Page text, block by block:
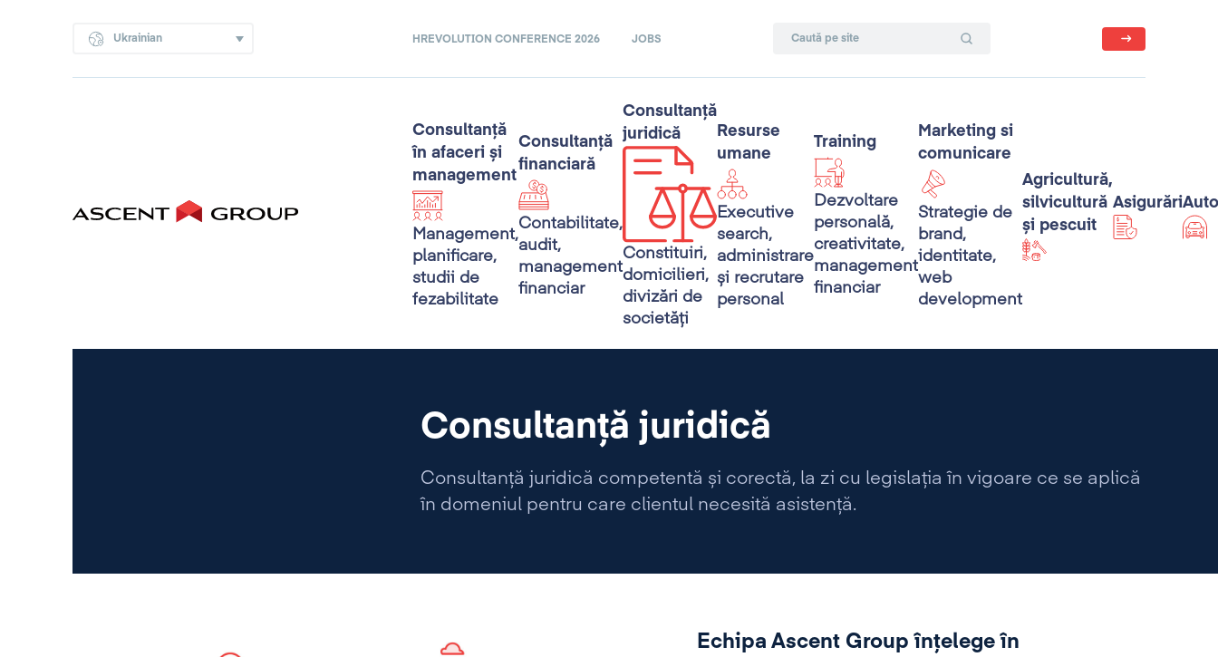
Ukrainian HREVOLUTION CONFERENCE 2026 JOBS
Consultanță
în afaceri și
management
Management,
planificare,
studii de
fezabilitate
Consultanță
financiară
Contabilitate,
audit,
management
financiar
Consultanță
juridică
Constituiri,
domicilieri,
divizări de
societăți
Resurse
umane
Executive
search,
administrare
și recrutare
personal
Training
Dezvoltare
personală,
creativitate,
management
financiar
Marketing si
comunicare
Strategie de
brand,
identitate,
web
development
Agricultură,
silvicultură
și pescuit
Asigurări
Consultanță juridică
Consultanță juridică competentă și corectă, la zi cu legislația în vigoare ce se aplică
în domeniul pentru care clientul necesită asistență.
Echipa Ascent Group înțelege în